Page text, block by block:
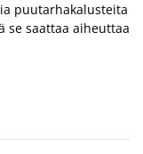
puutarhakalusteita
se saattaa aiheuttaa